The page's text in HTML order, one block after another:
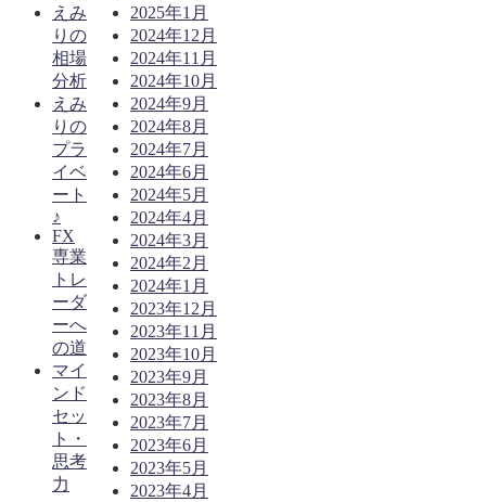
2025年1月
2024年12月
2024年11月
2024年10月
2024年9月
2024年8月
2024年7月
2024年6月
2024年5月
2024年4月
2024年3月
2024年2月
2024年1月
2023年12月
2023年11月
2023年10月
2023年9月
2023年8月
2023年7月
2023年6月
2023年5月
2023年4月
えみ
りの
相場
分析
えみ
りの
プラ
イベ
ート
♪
FX
専業
トレ
ーダ
ーへ
の道
マイ
ンド
セッ
ト・
思考
力